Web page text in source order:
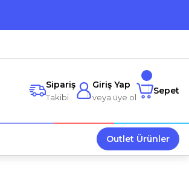
Sipariş
Takibi
Giriş Yap
veya üye ol
Sepet
Outlet Ürünler